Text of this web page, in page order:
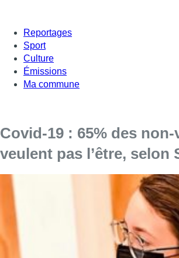
Reportages
Sport
Culture
Émissions
Ma commune
Covid-19 : 65% des
veulent pas l’être, selon